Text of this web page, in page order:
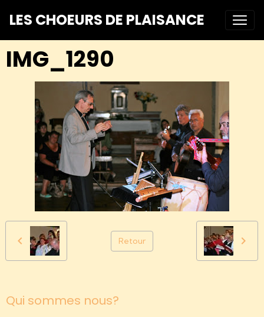
LES CHOEURS DE PLAISANCE
IMG_1290
Retour
Qui sommes nous?